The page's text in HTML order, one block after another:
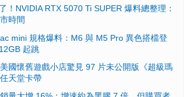
！NVIDIA RTX 5070 Ti SUPER 爆料總整理：
時間
mini 規格爆料：M6 與 M5 Pro 異色搭檔登
起跳
國懷舊遊戲小店驚見 97 片未公開版《超級瑪
天堂卡帶